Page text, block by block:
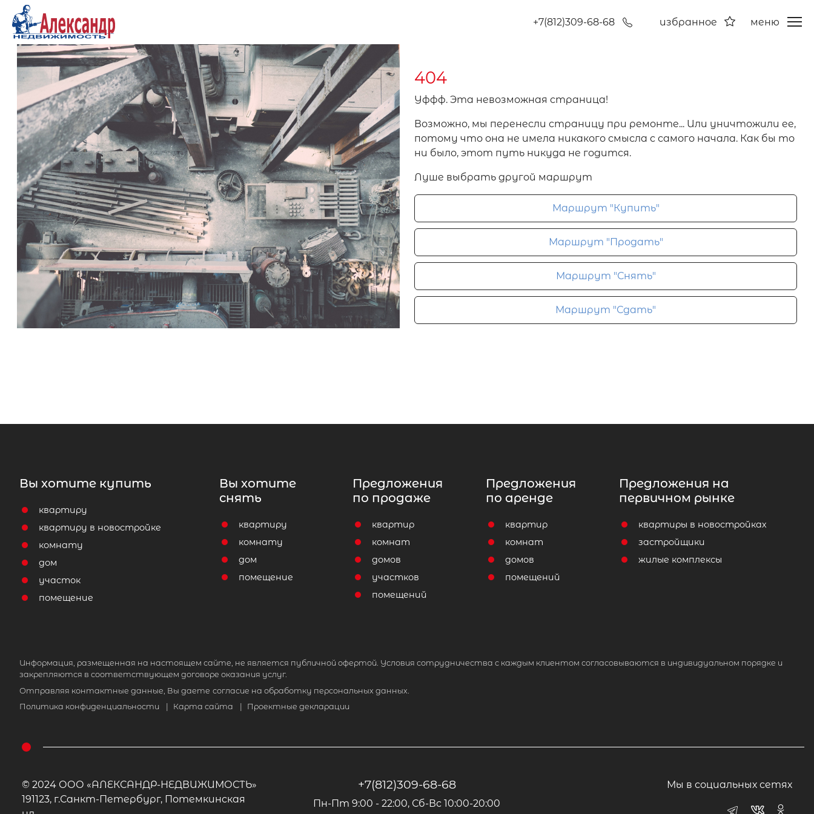
+7(812)309-68-68 избранное меню
404
Уффф. Эта невозможная страница!
Возможно, мы перенесли страницу при ремонте... Или уничтожили ее,
потому что она не имела никакого смысла с самого начала. Как бы то
ни было, этот путь никуда не годится.
Луше выбрать другой маршрут
Маршрут "Купить"
Маршрут "Продать"
Маршрут "Снять"
Маршрут "Сдать"
Вы хотите купить
квартиру
квартиру в новостройке
комнату
дом
участок
помещение
Вы хотите
снять
квартиру
комнату
дом
помещение
Предложения
по продаже
квартир
комнат
домов
участков
помещений
Предложения
по аренде
квартир
комнат
домов
помещений
Предложения на
первичном рынке
квартиры в новостройках
застройщики
жилые комплексы
Информация, размещенная на настоящем сайте, не является публичной офертой. Условия сотрудничества с каждым клиентом согласовываются в индивидуальном порядке и
закрепляются в соответствующем договоре оказания услуг.
Отправляя контактные данные, Вы даете согласие на обработку персональных данных.
Политика конфиденциальности
Карта сайта Проектные декларации
© 2024 ООО «АЛЕКСАНДР-НЕДВИЖИМОСТЬ»
191123, г.Санкт-Петербург, Потемкинская
+7(812)309-68-68
Пн-Пт 9:00 - 22:00, Сб-Вс 10:00-20:00
Мы в социальных сетях